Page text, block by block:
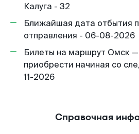
Калуга - 32
Ближайшая дата отбытия
отправления - 06-08-2026
Билеты на маршрут Омск
приобрести начиная со
11-2026
Справочная